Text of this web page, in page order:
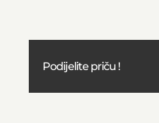
Podijelite priču !